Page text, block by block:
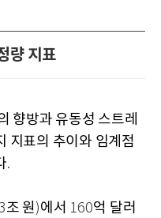
량 지표
향방과 유동성 스트레
지표의 추이와 임계점
.
조 원 )에서 160억 달러